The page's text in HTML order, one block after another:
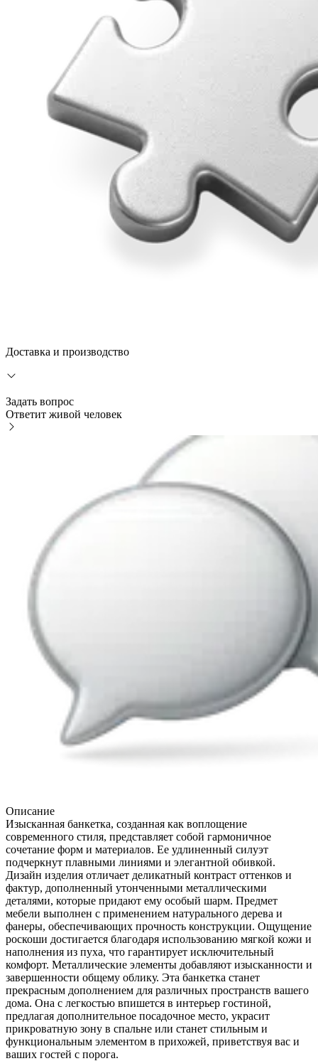
Доставка и производство
Задать вопрос
Ответит живой человек
Описание
Изысканная банкетка, созданная как воплощение
современного стиля, представляет собой гармоничное
сочетание форм и материалов. Ее удлиненный силуэт
подчеркнут плавными линиями и элегантной обивкой.
Дизайн изделия отличает деликатный контраст оттенков и
фактур, дополненный утонченными металлическими
деталями, которые придают ему особый шарм. Предмет
мебели выполнен с применением натурального дерева и
фанеры, обеспечивающих прочность конструкции. Ощущение
роскоши достигается благодаря использованию мягкой кожи и
наполнения из пуха, что гарантирует исключительный
комфорт. Металлические элементы добавляют изысканности и
завершенности общему облику. Эта банкетка станет
прекрасным дополнением для различных пространств вашего
дома. Она с легкостью впишется в интерьер гостиной,
предлагая дополнительное посадочное место, украсит
прикроватную зону в спальне или станет стильным и
функциональным элементом в прихожей, приветствуя вас и
ваших гостей с порога.